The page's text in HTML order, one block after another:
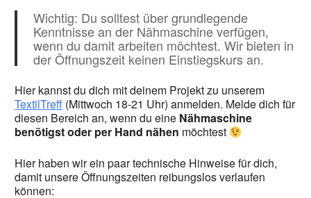
Wichtig: Du solltest über grundlegende
Kenntnisse an der Nähmaschine verfügen,
wenn du damit arbeiten möchtest. Wir bieten in
der Öffnungszeit keinen Einstiegskurs an.
Hier kannst du dich mit deinem Projekt zu unserem
TextilTreff (Mittwoch 18-21 Uhr) anmelden. Melde dich für
diesen Bereich an, wenn du eine Nähmaschine
benötigst oder per Hand nähen möchtest
Hier haben wir ein paar technische Hinweise für dich,
damit unsere Öffnungszeiten reibungslos verlaufen
können: